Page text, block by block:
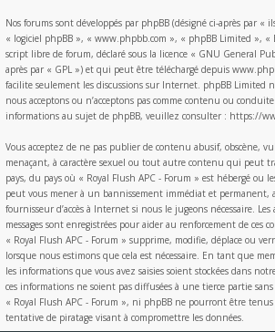
Nos forums sont développés par phpBB (désigné ci-après par «
« logiciel phpBB », « www.phpbb.com », « phpBB Limited »,
script libre de forum, déclaré sous la licence « GNU General
après par « GPL ») et qui peut être téléchargé depuis
facilite seulement les discussions sur Internet. phpBB Limited
nous acceptons ou n’acceptons pas comme contenu ou
informations au sujet de phpBB, veuillez consulter : https://
Vous acceptez de ne pas publier de contenu abusif, obscène,
menaçant, à caractère sexuel ou tout autre contenu qui peut
pays, du pays où « Royal Flush APC - Forum » est hébergé ou
peut vous mener à un bannissement immédiat et permanent,
fournisseur d’accès à Internet si nous le jugeons nécessaire. Les
messages sont enregistrées pour aider au renforcement de ces
« Royal Flush APC - Forum » supprime, modifie, déplace ou
lorsque nous estimons que cela est nécessaire. En tant que
les informations que vous avez saisies soient stockées dans
ces informations ne soient pas diffusées à une tierce partie
« Royal Flush APC - Forum », ni phpBB ne pourront être tenus
tentative de piratage visant à compromettre les données.